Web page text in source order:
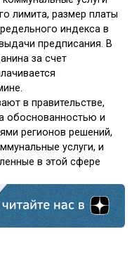
лимита, размер платы
индекса в
предписания. В
за счет
в правительстве,
обоснованностью и
регионов решений,
услуги, и
в этой сфере